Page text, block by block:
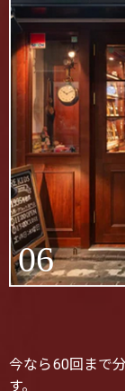
06
今なら60回まで
す。